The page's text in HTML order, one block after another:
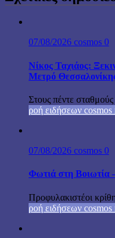
07/08/2026 cosmos 0
Νίκος Ταχιάος:
Μετρό
Στους πέντε
ροή ειδήσεων cosmos
07/08/2026 cosmos 0
Φωτιά στη Βοιωτία –
Προφυλακιστέοι
ροή ειδήσεων cosmos